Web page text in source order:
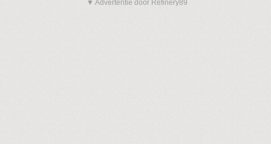
▼ Advertentie door Refinery89